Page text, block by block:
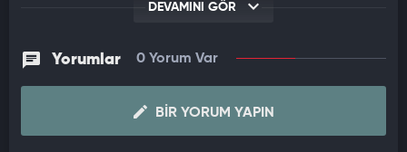
DEVAMINI GÖR
Yorumlar 0 Yorum Var
BIR YORUM YAPIN